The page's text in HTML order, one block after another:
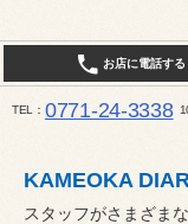
お店に電話する
TEL 0771-24-3338
KAMEOKA
スタッフがさまざま